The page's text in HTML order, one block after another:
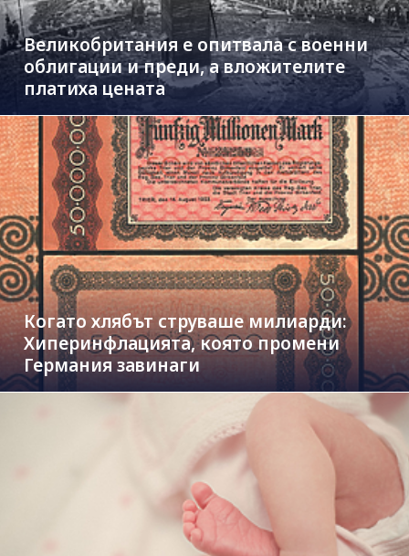
Великобритания е опитвала с военни
облигации и преди, а вложителите
платиха цената
Когато хлябът струваше милиарди:
Хиперинфлацията, която промени
Германия завинаги